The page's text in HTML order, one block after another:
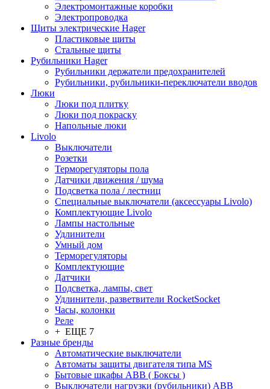
Электромонтажные коробки
Электропроводка
Щиты электрические Hager
Пластиковые щиты
Стальные щиты
Рубильники Hager
Рубильники держатели предохранителей
Рубильники, рубильники-переключатели вводов
Люки
Люки под плитку
Люки под покраску
Напольные люки
Livolo
Выключатели
Розетки
Терморегуляторы пола
Датчики движения / шума
Подсветка пола / лестниц
Специальные выключатели (аксессуары Livolo)
Комплектующие Livolo
Лампы настольные
Удлинители
Умный дом
Терморегуляторы
Комплектующие
Датчики
Подсветка, лампы, свет
Удлинители, разветвители RocketSocket
Часы, колонки
Реле
+ ЕЩЕ 7
Разные бренды
Автоматические выключатели
Автоматы защиты двигателя типа MS
Бытовые шкафы ABB ( Боксы )
Выключатели нагрузки (рубильники) ABB